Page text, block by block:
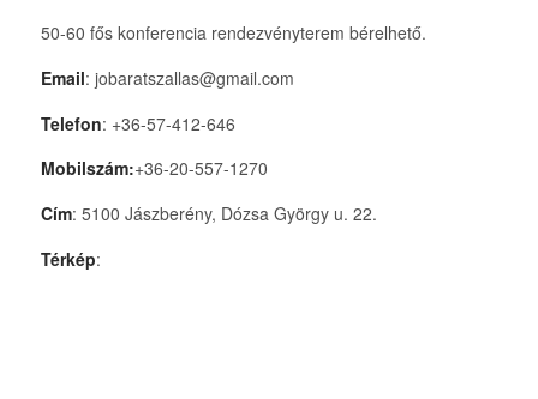
50-60 fős konferencia rendezvényterem bérelhető.
Email: jobaratszallas@gmail.com
Telefon: +36-57-412-646
Mobilszám:+36-20-557-1270
Cím: 5100 Jászberény, Dózsa György u. 22.
Térkép: